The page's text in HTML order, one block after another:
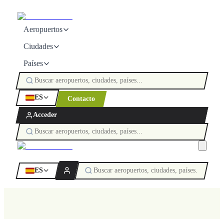
Aeropuertos
Ciudades
Países
ES Contacto
Acceder
ES